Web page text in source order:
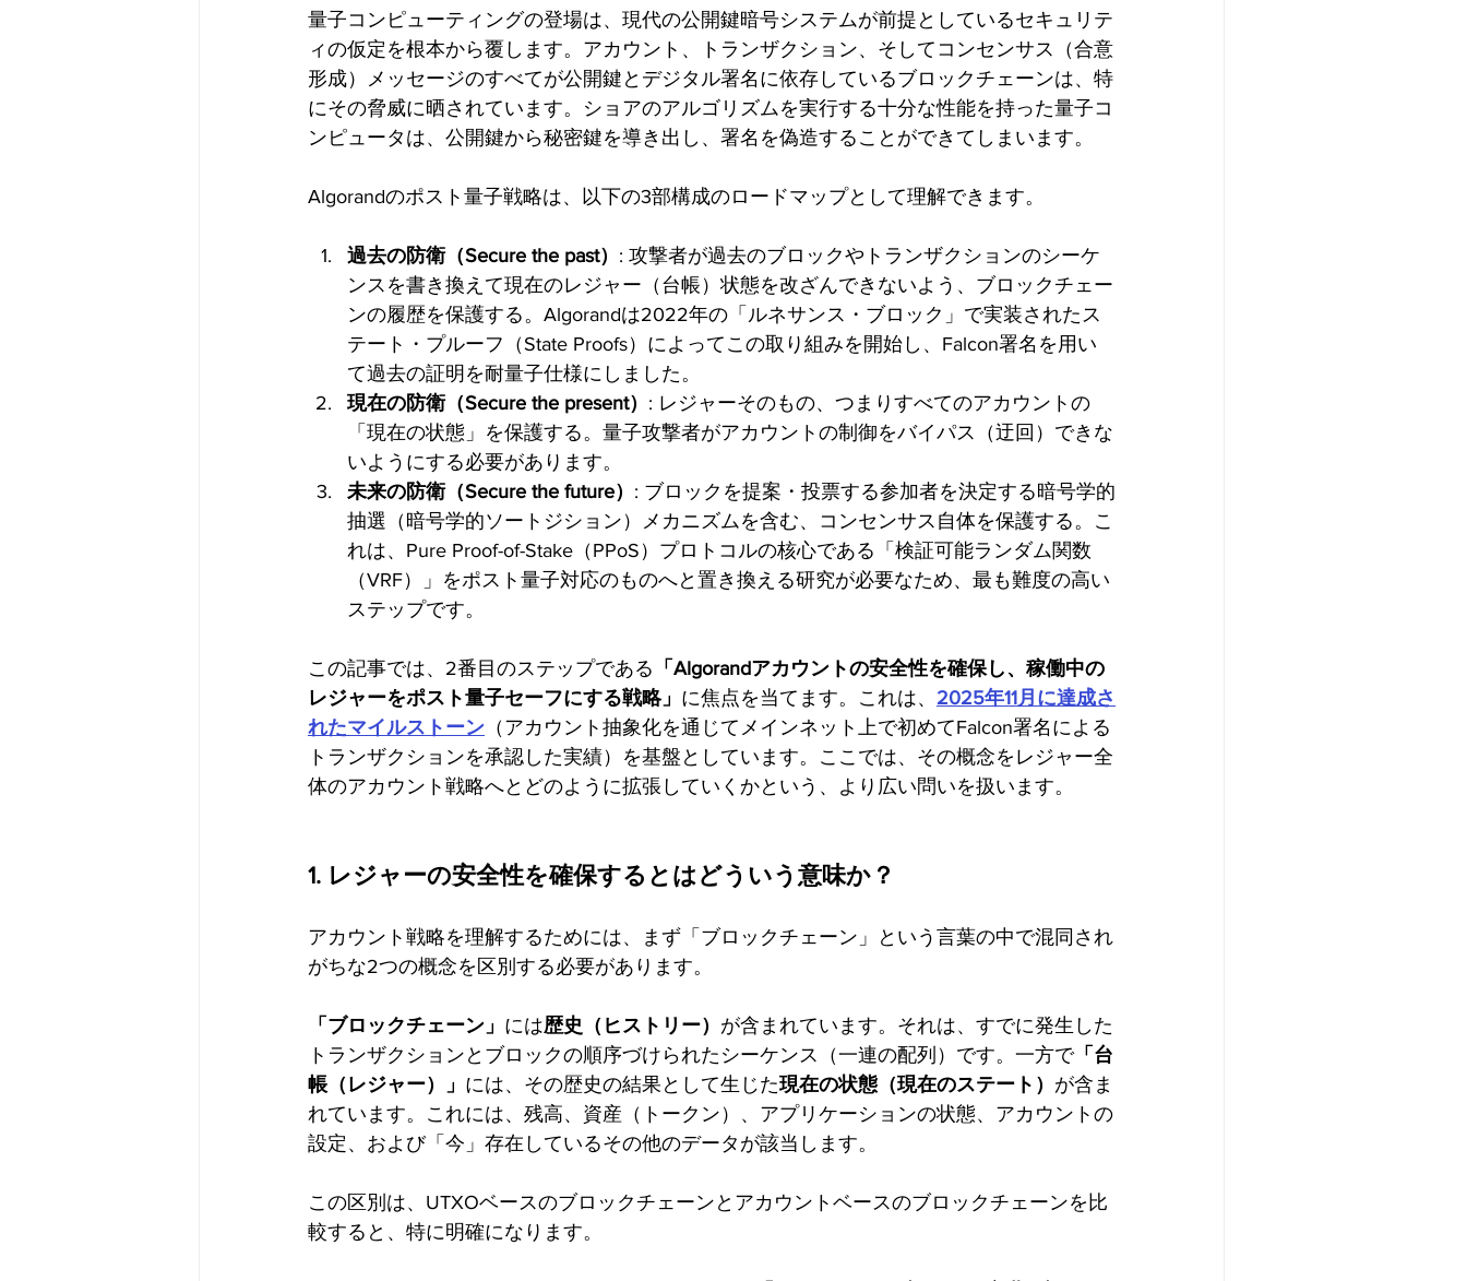
量子コンピューティングの登場は、現代の公開鍵暗号システムが前提としているセキュリテ
ィの仮定を根本から覆します。アカウント、トランザクション、そしてコンセンサス（合意
形成）メッセージのすべてが公開鍵とデジタル署名に依存しているブロックチェーンは、特
にその脅威に晒されています。ショアのアルゴリズムを実行する十分な性能を持った量子コ
ンピュータは、公開鍵から秘密鍵を導き出し、署名を偽造することができてしまいます。
Algorandのポスト量子戦略は、以下の3部構成のロードマップとして理解できます。
過去の防衛（Secure the past） : 攻撃者が過去のブロックやトランザクションのシーケ
ンスを書き換えて現在のレジャー（台帳）状態を改ざんできないよう、ブロックチェー
ンの履歴を保護する。Algorandは2022年の「ルネサンス・ブロック」で実装されたス
テート・プルーフ（State Proofs）によってこの取り組みを開始し、Falcon署名を用い
て過去の証明を耐量子仕様にしました。
現在の防衛（Secure the present） : レジャーそのもの、つまりすべてのアカウントの
「現在の状態」を保護する。量子攻撃者がアカウントの制御をバイパス（迂回）できな
いようにする必要があります。
未来の防衛（Secure the future） : ブロックを提案・投票する参加者を決定する暗号学的
抽選（暗号学的ソートジション）メカニズムを含む、コンセンサス自体を保護する。こ
れは、Pure Proof-of-Stake（PPoS）プロトコルの核心である「検証可能ランダム関数
（VRF）」をポスト量子対応のものへと置き換える研究が必要なため、最も難度の高い
ステップです。
この記事では、2番目のステップである 「Algorandアカウントの安全性を確保し、稼働中の
レジャーをポスト量子セーフにする戦略」 に焦点を当てます。これは、 2025年11月に達成さ
れたマイルストーン （アカウント抽象化を通じてメインネット上で初めてFalcon署名による
トランザクションを承認した実績）を基盤としています。ここでは、その概念をレジャー全
体のアカウント戦略へとどのように拡張していくかという、より広い問いを扱います。
1. レジャーの安全性を確保するとはどういう意味か？
アカウント戦略を理解するためには、まず「ブロックチェーン」という言葉の中で混同され
がちな2つの概念を区別する必要があります。
「ブロックチェーン」 には歴史（ヒストリー） が含まれています。それは、すでに発生した
トランザクションとブロックの順序づけられたシーケンス（一連の配列）です。一方で「台
帳（レジャー）」 には、その歴史の結果として生じた現在の状態（現在のステート） が含ま
れています。これには、残高、資産（トークン）、アプリケーションの状態、アカウントの
設定、および「今」存在しているその他のデータが該当します。
この区別は、UTXOベースのブロックチェーンとアカウントベースのブロックチェーンを比
較すると、特に明確になります。